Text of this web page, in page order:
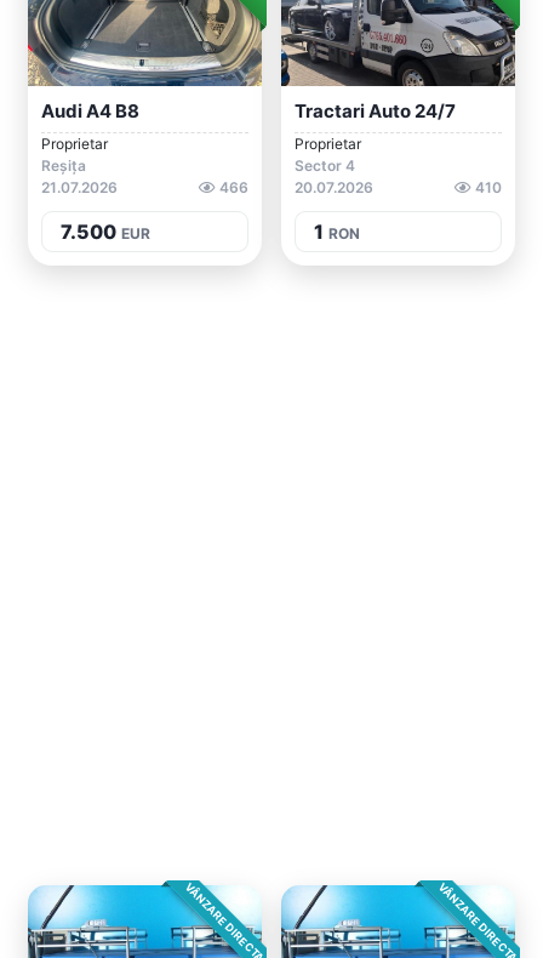
Audi A4 B8
Proprietar
Reșița
21.07.2026
466
7.500 EUR
Tractari Auto 24/7
Proprietar
Sector 4
20.07.2026
410
1 RON
VÂNZARE DIRECTA VÂNZARE DIRECTA